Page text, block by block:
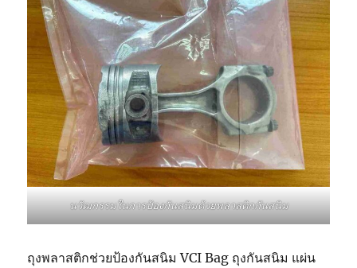
นวัฒกรรมในการป้องกันสนิมด้วยพลาสติกกันสนิม
ถุงพลาสติกช่วยป้องกันสนิม VCI Bag ถุงกันสนิม แผ่น